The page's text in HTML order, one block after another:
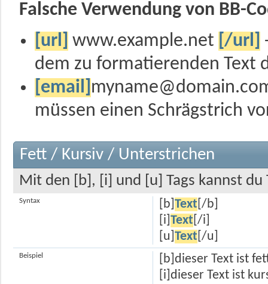
Falsche Verwendung von BB-
[url] www.example.net [/url]
dem zu formatierenden Text
[email]
müssen einen Schrägstrich
Fett / Kursiv / Unterstrichen
Mit den [b], [i] und [u] Tags kannst
[b] Text [/b]
[i] Text [/i]
[u] Text [/u]
Syntax
[b]dieser Text ist
[i]dieser Text ist
Beispiel